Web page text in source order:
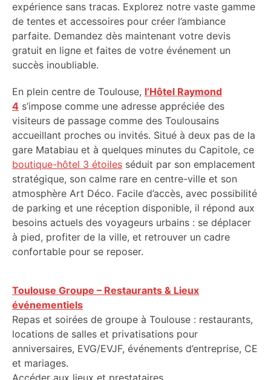
expérience sans tracas. Explorez notre vaste gamme
de tentes et accessoires pour créer l’ambiance
parfaite. Demandez dès maintenant votre devis
gratuit en ligne et faites de votre événement un
succès inoubliable.
En plein centre de Toulouse, l’Hôtel Raymond
4 s’impose comme une adresse appréciée des
visiteurs de passage comme des Toulousains
accueillant proches ou invités. Situé à deux pas de la
gare Matabiau et à quelques minutes du Capitole, ce
boutique-hôtel 3 étoiles séduit par son emplacement
stratégique, son calme rare en centre-ville et son
atmosphère Art Déco. Facile d’accès, avec possibilité
de parking et une réception disponible, il répond aux
besoins actuels des voyageurs urbains : se déplacer
à pied, profiter de la ville, et retrouver un cadre
confortable pour se reposer.
Toulouse Groupe – Restaurants & Lieux
événementiels
Repas et soirées de groupe à Toulouse : restaurants,
locations de salles et privatisations pour
anniversaires, EVG/EVJF, événements d’entreprise, CE
et mariages.
Accéder aux lieux et prestataires.